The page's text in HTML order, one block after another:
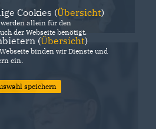
Cookies (Übersicht)
allein für den
der Webseite benötigt.
(Übersicht)
binden wir Dienste und
ein.
speichern